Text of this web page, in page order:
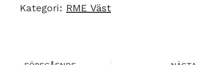
Kategori: RME Väst